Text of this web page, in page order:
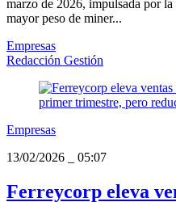
marzo de 2026, impulsada por
mayor peso de miner...
Empresas
Redacción Gestión
Empresas
13/02/2026
05:07
Ferreycorp eleva